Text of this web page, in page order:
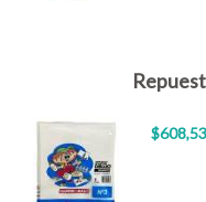
$608,53